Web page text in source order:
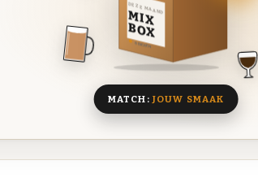
DEZE MAAND
MIX
BOX
8 BIEREN
MATCH: JOUW SMAAK